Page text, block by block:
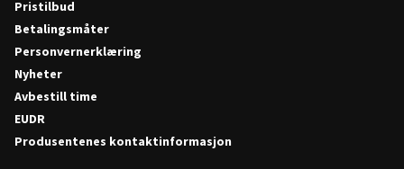
Pristilbud
Betalingsmåter
Personvernerklæring
Nyheter
Avbestill time
EUDR
Produsentenes kontaktinformasjon